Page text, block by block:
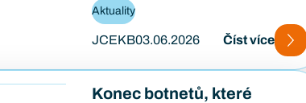
zveřejnil dosud neopravenou
zranitelnost…
Aktuality
JCEKB03.06.2026 Číst více
Konec botnetů, které